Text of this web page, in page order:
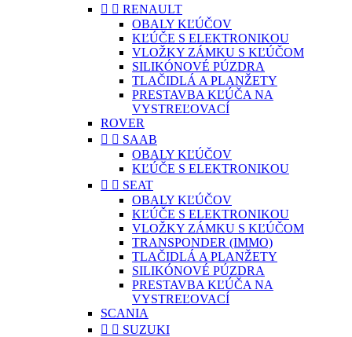
  RENAULT
OBALY KĽÚČOV
KĽÚČE S ELEKTRONIKOU
VLOŽKY ZÁMKU S KĽÚČOM
SILIKÓNOVÉ PÚZDRA
TLAČIDLÁ A PLANŽETY
PRESTAVBA KĽÚČA NA
VYSTREĽOVACÍ
ROVER
  SAAB
OBALY KĽÚČOV
KĽÚČE S ELEKTRONIKOU
  SEAT
OBALY KĽÚČOV
KĽÚČE S ELEKTRONIKOU
VLOŽKY ZÁMKU S KĽÚČOM
TRANSPONDER (IMMO)
TLAČIDLÁ A PLANŽETY
SILIKÓNOVÉ PÚZDRA
PRESTAVBA KĽÚČA NA
VYSTREĽOVACÍ
SCANIA
  SUZUKI